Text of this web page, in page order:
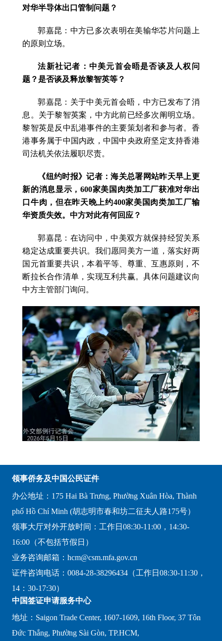
对华半导体出口管制问题？
郭嘉昆：中方已多次表明在美输华芯片问题上
的原则立场。
法新社记者：中美元首会晤是否谈及人权问
题？是否谈及释放黎智英等？
郭嘉昆：关于中美元首会晤，中方已发布了消
息。关于黎智英案，中方此前已经多次阐明立场。
黎智英是反中乱港事件的主要策划者和参与者。香
港事务属于中国内政，中国中央政府坚定支持香港
司法机关依法履职尽责。
《纽约时报》记者：海关总署网站昨天早上更
新的消息显示，600家美国肉类加工厂获准对华出
口牛肉，但在昨天晚上约400家美国肉类加工厂输
华资质失效。中方对此有何回应？
郭嘉昆：在访问中，中美双方就保持经贸关系
稳定达成重要共识。我们愿同美方一道，落实好两
国元首重要共识，本着平等、尊重、互惠原则，不
断拉长合作清单，实现互利共赢。具体问题建议向
中方主管部门询问。
领事侨务及中国公民证件
办公地址：175 Hai Bà Trưng, Phường Xuân Hòa, Thành
phố Hồ Chí Minh (胡志明市春和坊二征夫人路175号）
领事大厅对外开放时间：工作日08:30-11:00，14:30-
16:00（不包括节假日）
业务咨询邮箱：hcm@csm.mfa.gov.cn
证件咨询电话：0084-28-38296434（工作日08:30-11:30，
14：30-17:30）
中国签证申请服务中心
地址：Saigon Trade Center, 1607-1609, 16th Floor, 37 Tôn
Đức Thắng, Phường Sài Gòn, TP.HCM,